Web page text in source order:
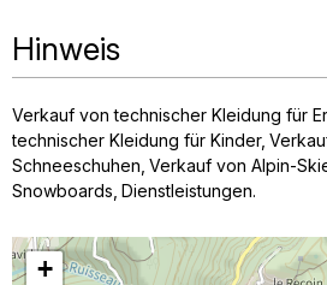
Hinweis
Verkauf von technischer Kleidung für
technischer Kleidung für Kinder
Schneeschuhen Verkauf von Alpin-
Snowboards Dienstleistungen
+